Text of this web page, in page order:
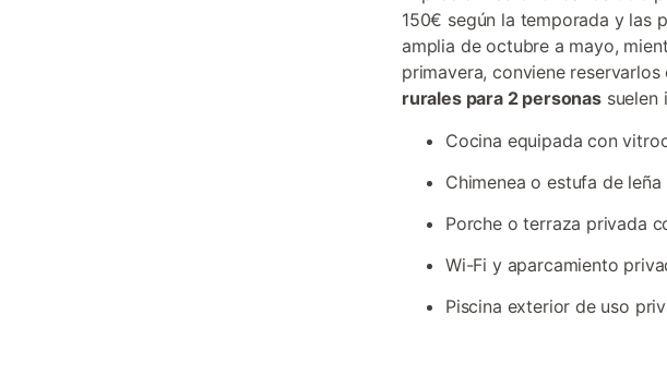
150€ según la temporada y las
amplia de octubre a mayo,
primavera, conviene
rurales para 2 personassuelen
Cocina equipada con
Chimenea o estufa de
Porche o terraza privada
Wi-Fi y aparcamiento
Piscina exterior de uso